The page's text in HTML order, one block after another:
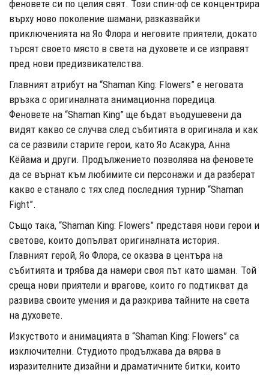
феновете си по целия свят. Този спин-оф се концентрира
върху ново поколение шамани, разказвайки
приключенията на Яо Флора и неговите приятели, докато
търсят своето място в света на духовете и се изправят
пред нови предизвикателства.
Главният атрибут на “Shaman King: Flowers” е неговата
връзка с оригиналната анимационна поредица.
Феновете на “Shaman King” ще бъдат въодушевени да
видят какво се случва след събитията в оригинала и как
са се развили старите герои, като Яо Асакура, Анна
Кёйама и други. Продължението позволява на феновете
да се върнат към любимите си персонажи и да разберат
какво е станало с тях след последния турнир “Shaman
Fight”.
Също така, “Shaman King: Flowers” представя нови герои и
светове, които допълват оригиналната история.
Главният герой, Яо Флора, се оказва в центъра на
събитията и трябва да намери своя път като шаман. Той
среща нови приятели и врагове, които го подтикват да
развива своите умения и да разкрива тайните на света
на духовете.
Изкуството и анимацията в “Shaman King: Flowers” са
изключителни. Студиото продължава да вярва в
изразителните дизайни и драматичните битки, които